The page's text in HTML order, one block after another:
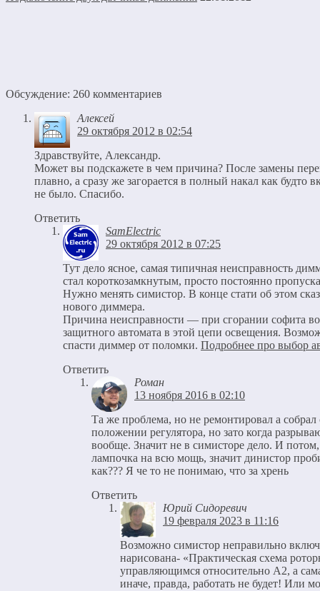
Обсуждение: 260 комментариев
Алексей
29 октября 2012 в 02:54
Здравствуйте, Александр.
Может вы подскажете в чем причина? После замены
плавно, а сразу же загорается в полный накал как
не было. Спасибо.
Ответить
SamElectric
29 октября 2012 в 07:25
Тут дело ясное, самая типичная неисправность
стал короткозамкнутым, просто постоянно
Нужно менять симистор. В конце стати об этом
нового диммера.
Причина неисправности — при сгорании софита
защитного автомата в этой цепи освещения.
спасти диммер от поломки. Подробнее про выбор
Ответить
Роман
13 ноября 2016 в 02:10
Та же проблема, но не ремонтировал а
положении регулятора, но зато когда
вообще. Значит не в симисторе дело. И
лампочка на всю мощь, значит динистор
как??? Я че то не понимаю, что за хрень
Ответить
Юрий Сидоревич
19 февраля 2023 в 11:16
Возможно симистор неправильно
нарисована- «Практическая схема
управляющимся относительно А2, а
иначе, правда, работать не будет! Или